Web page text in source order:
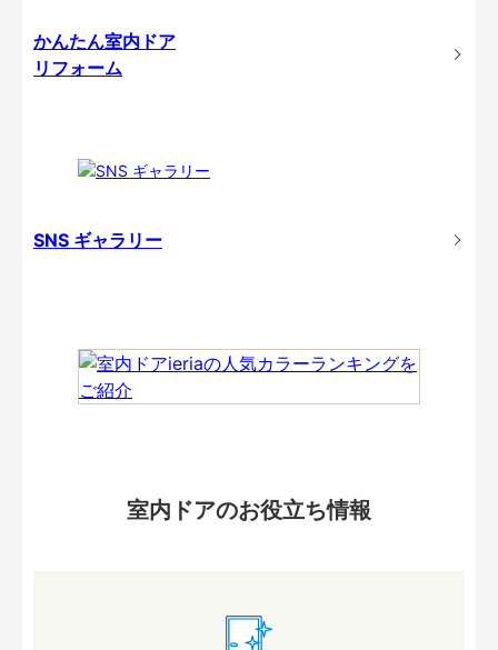
かんたん室内ドア
リフォーム
SNS ギャラリー
室内ドアのお役立ち情報